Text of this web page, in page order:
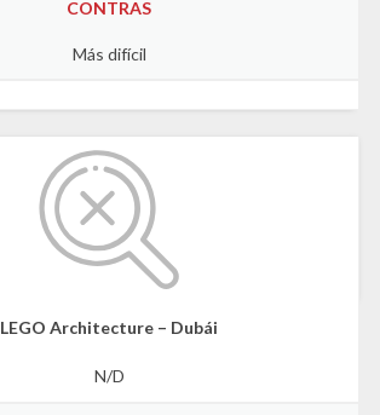
CONTRAS
Más difícil
LEGO Architecture – Dubái
N/D